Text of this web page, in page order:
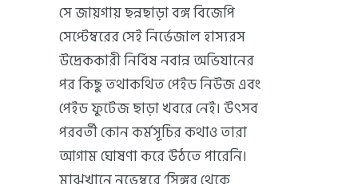
সে জায়গায় ছন্নছাড়া বঙ্গ বিজেপি
সেপ্টেম্বরের সেই নির্ভেজাল হাস্যরস
উদ্রেককারী নির্বিষ নবান্ন অভিযানের
পর কিছু তথাকথিত পেইড নিউজ এবং
পেইড ফুটেজ ছাড়া খবরে নেই। উৎসব
পরবর্তী কোন কর্মসূচির কথাও তারা
আগাম ঘোষণা করে উঠতে পারেনি।